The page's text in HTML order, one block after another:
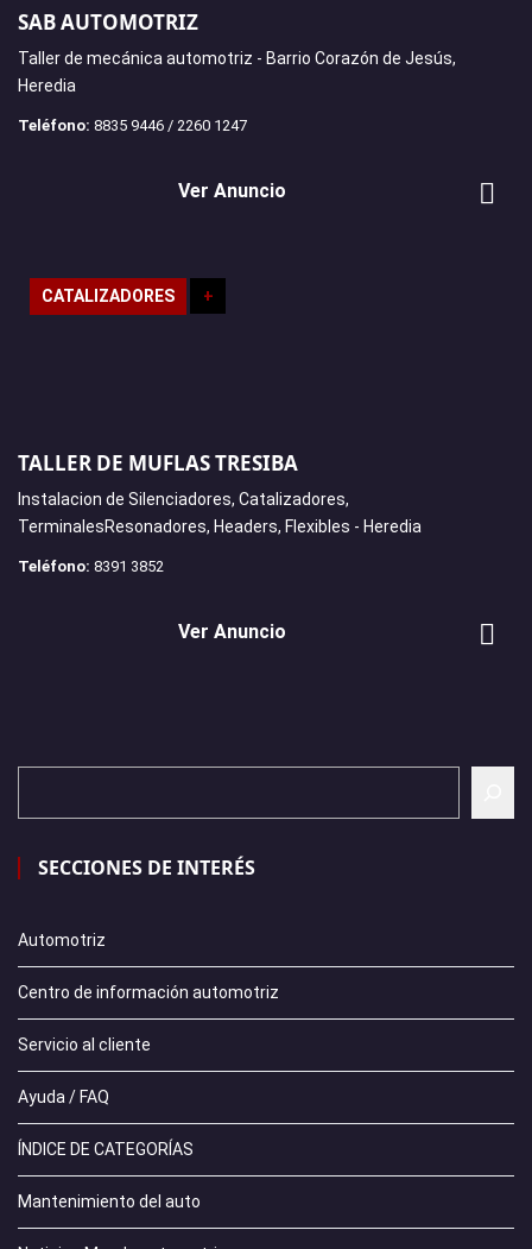
SAB AUTOMOTRIZ
Taller de mecánica automotriz - Barrio Corazón de Jesús,
Heredia
Teléfono: 8835 9446 / 2260 1247
Ver Anuncio
CATALIZADORES +
TALLER DE MUFLAS TRESIBA
Instalacion de Silenciadores, Catalizadores,
TerminalesResonadores, Headers, Flexibles - Heredia
Teléfono: 8391 3852
Ver Anuncio
SECCIONES DE INTERÉS
Automotriz
Centro de información automotriz
Servicio al cliente
Ayuda / FAQ
ÍNDICE DE CATEGORÍAS
Mantenimiento del auto